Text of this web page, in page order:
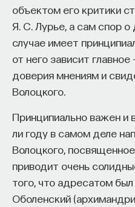
объектом его критики
Я. С. Лурье, а сам спор
случае имеет
от него зависит
доверия мнениям и
Волоцкого.
Принципиально важен и
ли году в самом деле
Волоцкого,
приводит очень
того, что адресатом
Оболенский